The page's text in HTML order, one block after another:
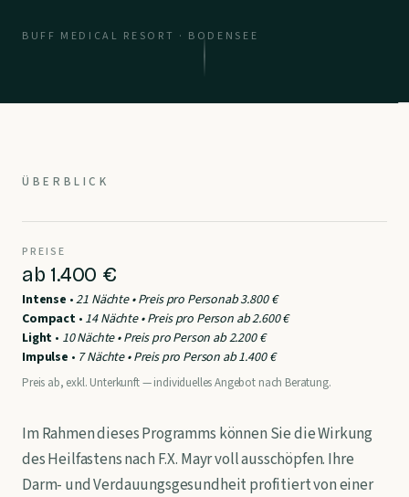
BUFF MEDICAL RESORT · BODENSEE
ÜBERBLICK
PREISE
ab 1.400 €
Intense •21 Nächte • Preis pro Personab 3.800 €
Compact • 14 Nächte • Preis pro Person ab 2.600 €
Light • 10 Nächte • Preis pro Person ab 2.200 €
Impulse • 7 Nächte • Preis pro Person ab 1.400 €
Preis ab, exkl. Unterkunft — individuelles Angebot nach Beratung.
Im Rahmen dieses Programms können Sie die Wirkung
des Heilfastens nach F.X. Mayr voll ausschöpfen. Ihre
Darm- und Verdauungsgesundheit profitiert von einer